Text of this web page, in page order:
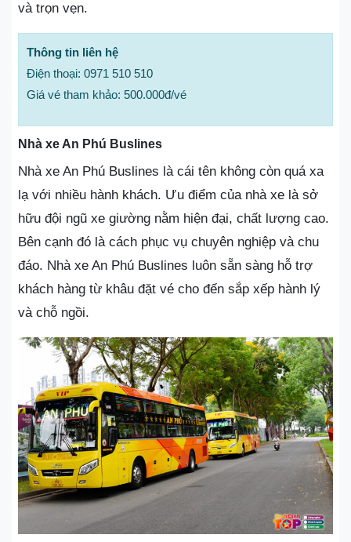
và trọn vẹn.
Thông tin liên hệ
Điện thoại: 0971 510 510
Giá vé tham khảo: 500.000đ/vé
Nhà xe An Phú Buslines
Nhà xe An Phú Buslines là cái tên không còn quá xa
lạ với nhiều hành khách. Ưu điểm của nhà xe là sở
hữu đội ngũ xe giường nằm hiện đại, chất lượng cao.
Bên cạnh đó là cách phục vụ chuyên nghiệp và chu
đáo. Nhà xe An Phú Buslines luôn sẵn sàng hỗ trợ
khách hàng từ khâu đặt vé cho đến sắp xếp hành lý
và chỗ ngồi.